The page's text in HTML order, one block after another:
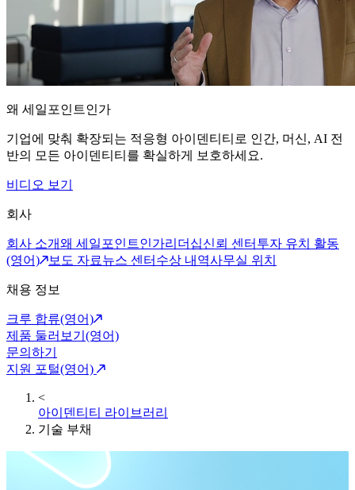
왜 세일포인트인가
기업에 맞춰 확장되는 적응형 아이덴티티로 인간, 머신, AI 전
반의 모든 아이덴티티를 확실하게 보호하세요.
비디오 보기
회사
회사 소개왜 세일포인트인가리더십신뢰 센터 투자 유치 활동
(영어)
보도 자료뉴스 센터 수상 내역사무실 위치
채용 정보
크루 합류(영어)
제품 둘러보기(영어)
문의하기
지원 포털(영어)
<
아이덴티티 라이브러리
기술 부채